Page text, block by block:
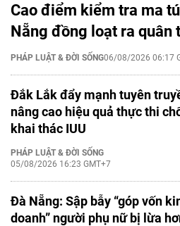
Cao điểm kiểm tra ma
Nẵng đồng loạt ra quân
PHÁP LUẬT & ĐỜI SỐNG06/08/2026 06:17
Đắk Lắk đẩy mạnh tuyên
nâng cao hiệu quả thực thi
khai thác IUU
PHÁP LUẬT & ĐỜI SỐNG
05/08/2026 16:23 GMT+7
Đà Nẵng: Sập bẫy “góp vốn
doanh” người phụ nữ bị lừa